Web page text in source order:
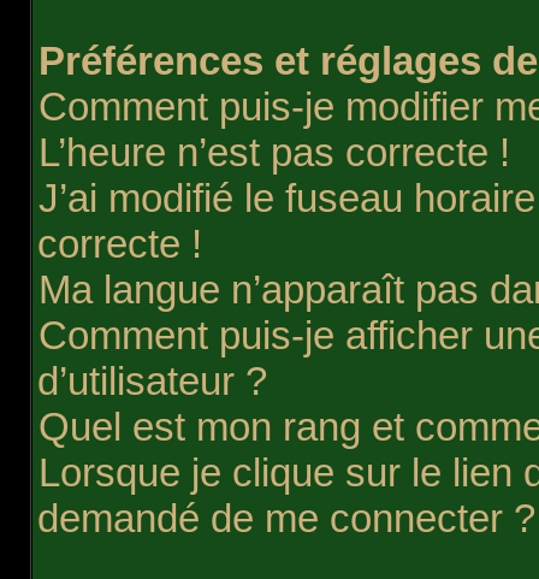
Préférences et réglages
Comment puis-je modifier
L’heure n’est pas correcte !
J’ai modifié le fuseau
correcte !
Ma langue n’apparaît pas
Comment puis-je afficher
d’utilisateur ?
Quel est mon rang et
Lorsque je clique sur le lien
demandé de me connecter ?